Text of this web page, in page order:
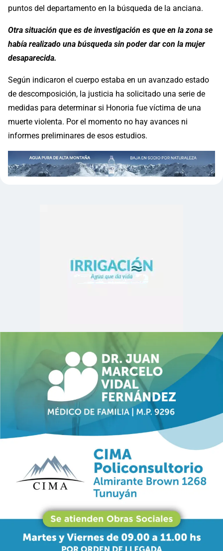
puntos del departamento en la búsqueda de la anciana.
Otra situación que es de investigación es que en la zona se
había realizado una búsqueda sin poder dar con la mujer
desaparecida.
Según indicaron el cuerpo estaba en un avanzado estado
de descomposición, la justicia ha solicitado una serie de
medidas para determinar si Honoria fue víctima de una
muerte violenta. Por el momento no hay avances ni
informes preliminares de esos estudios.